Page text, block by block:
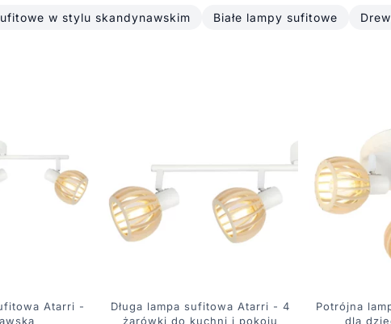
w stylu skandynawskim Białe lampy sufitowe
Atarri -
Długa lampa sufitowa Atarri - 4
żarówki do kuchni i pokoju
Potrójna
dla